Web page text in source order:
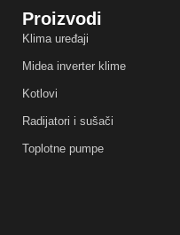
Proizvodi
Klima uređaji
Midea inverter klime
Kotlovi
Radijatori i sušači
Toplotne pumpe